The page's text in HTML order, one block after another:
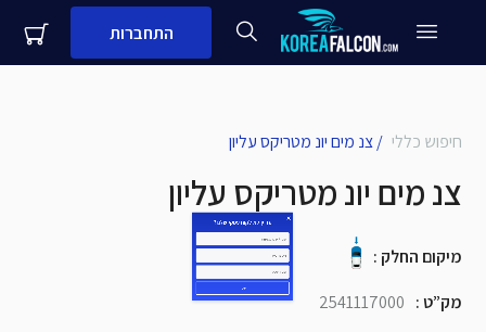
התחברות
עדיין לא לקוח עסקי שלנו?
שם + שם משפחה
מספר נייד
שם העסק
צנ מים יונ מטריקס עליון/ חיפוש כללי
צנ מים יונ מטריקס עליון
: מיקום החלק
2541117000 :מק”ט